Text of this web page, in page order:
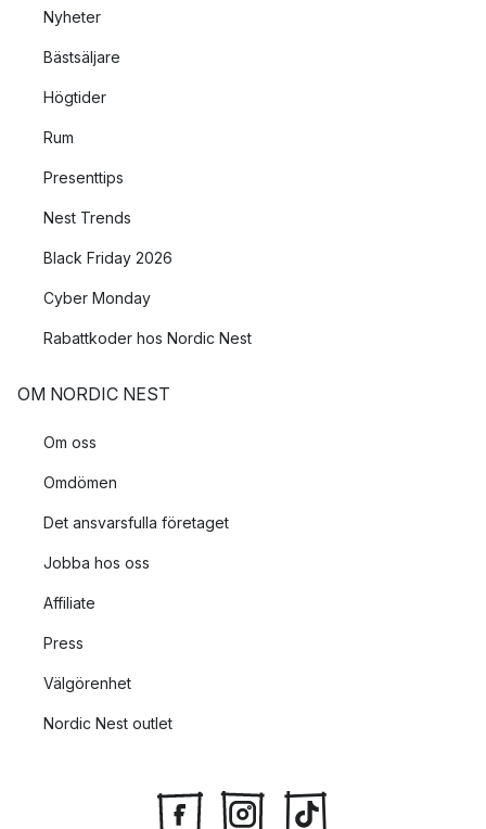
Nyheter
Bästsäljare
Högtider
Rum
Presenttips
Nest Trends
Black Friday 2026
Cyber Monday
Rabattkoder hos Nordic Nest
OM NORDIC NEST
Om oss
Omdömen
Det ansvarsfulla företaget
Jobba hos oss
Affiliate
Press
Välgörenhet
Nordic Nest outlet